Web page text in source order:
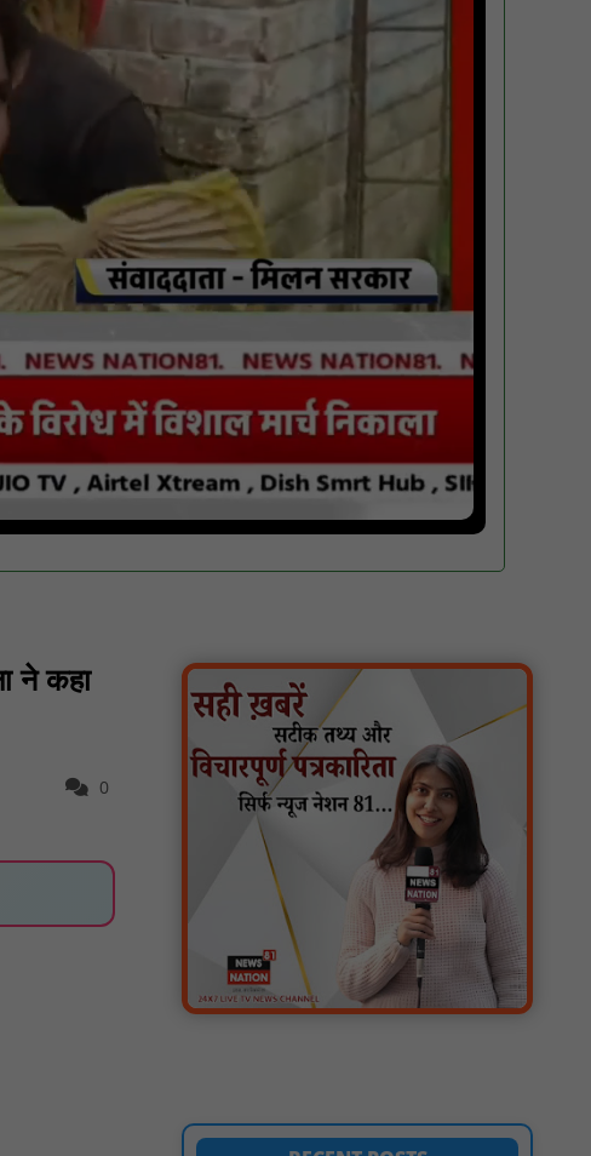
ने कहा
0
वर्धा में ज़िला परिषद के कर्मचारी चौदह दिनों से
हड़ताल पर : NN81
पीएचईडी विभाग मंत्री ने जहाजपुर विधानसभा क्षेत्र में
लोकार्पण : NN81
पारस पोर्टल से होगी योजनाओं की नियमित समीक्षा,
मुख्यमंत्री विष्णुदेव साय ने दिए समयबद्ध क्रियान्वयन
के निर्देश : NN81
सोलर हाई मास्ट से रोशन हो रहे वनांचल के गांव,
नियद नेल्लानार ग्रामों में बढ़ी सुरक्षा और सुविधा :
NN81
सरस्वती साइकिल योजना के तहत 18 छात्राओं को
रेजिडेंट डॉक्टरों का शांतिपूर्ण आंदोलन जारी, सभी
रेजिडेंट्स का लंबित वेतन जारी होने तक संघर्ष रहेगा :
NN81
टिमरनी नगर व आसपास के ग्रामीण क्षेत्रों के स्कूल
वाहन चालकों ने तहसीलदार को सौंपा ज्ञापन, आज
हड़ताल पर रहे सभी वाहन चालक : NN81
मस्तूरी जनपद पंचायत में 131 सरपंचों का प्रशिक्षण
संपन्न, वीबी-जी राम-जी अभियान के बदलावों और
तकनीकी प्रबंधन की दी गई विस्तृत जानकारी :
हरिनगर में सीसी इंटरलॉकिंग सड़क निर्माण कार्य का
विधायक ललित यादव ने किया उद्घाटन : NN81